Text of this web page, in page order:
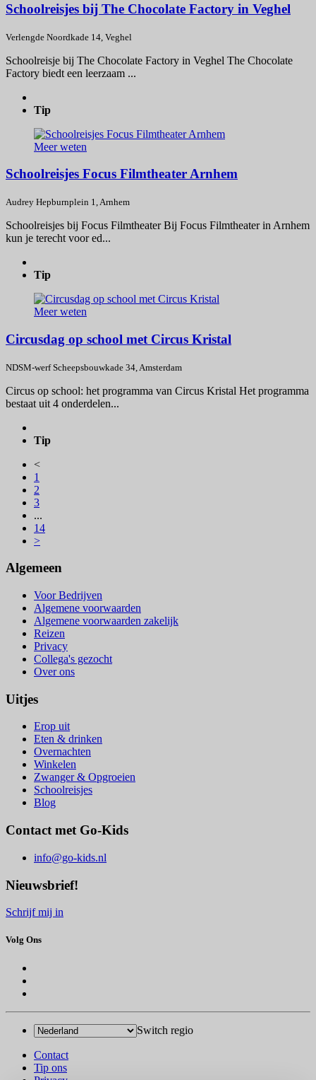
Schoolreisjes bij The Chocolate Factory in Veghel
Verlengde Noordkade 14, Veghel
Schoolreisje bij The Chocolate Factory in Veghel The Chocolate
Factory biedt een leerzaam ...
Tip
Meer weten
Schoolreisjes Focus Filmtheater Arnhem
Audrey Hepburnplein 1, Arnhem
Schoolreisjes bij Focus Filmtheater Bij Focus Filmtheater in Arnhem
kun je terecht voor ed...
Tip
Meer weten
Circusdag op school met Circus Kristal
NDSM-werf Scheepsbouwkade 34, Amsterdam
Circus op school: het programma van Circus Kristal Het programma
bestaat uit 4 onderdelen...
Tip
<
1
2
3
...
14
>
Algemeen
Voor Bedrijven
Algemene voorwaarden
Algemene voorwaarden zakelijk
Reizen
Privacy
Collega's gezocht
Over ons
Uitjes
Erop uit
Eten & drinken
Overnachten
Winkelen
Zwanger & Opgroeien
Schoolreisjes
Blog
Contact met Go-Kids
info@go-kids.nl
Nieuwsbrief!
Schrijf mij in
Volg Ons
Switch regio
Contact
Tip ons